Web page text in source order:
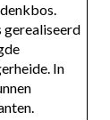
gerealiseerd
In